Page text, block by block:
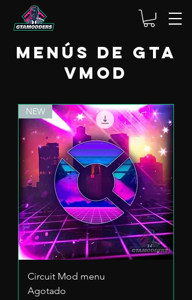
Menús de GTA
VMod
NEW
Circuit Mod menu
Agotado